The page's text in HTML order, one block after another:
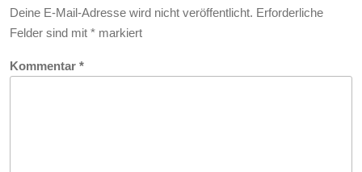
Deine E-Mail-Adresse wird nicht veröffentlicht. Erforderliche
Felder sind mit * markiert
Kommentar *